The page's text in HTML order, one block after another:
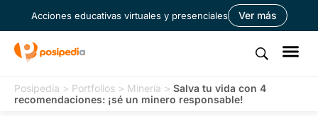
Acciones educativas virtuales y presenciales Ver más
Posipedia > Portfolios > Minería > Salva tu vida con 4
recomendaciones: ¡sé un minero responsable!